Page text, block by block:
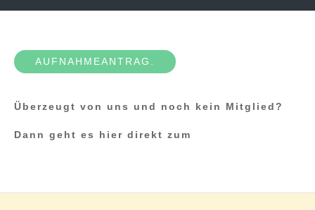
AUFNAHMEANTRAG.
Überzeugt von uns und noch kein Mitglied?
Dann geht es hier direkt zum